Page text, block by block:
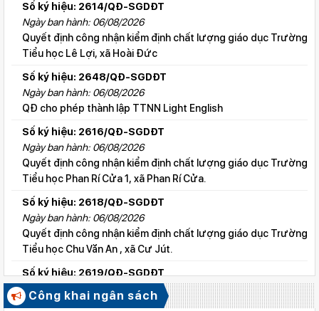
Số ký hiệu: 2614/QĐ-SGDĐT
Ngày ban hành: 06/08/2026
Quyết định công nhận kiểm định chất lượng giáo dục Trường
Tiểu học Lê Lợi, xã Hoài Đức
Số ký hiệu: 2648/QĐ-SGDĐT
Ngày ban hành: 06/08/2026
QĐ cho phép thành lập TTNN Light English
Số ký hiệu: 2616/QĐ-SGDĐT
Ngày ban hành: 06/08/2026
Quyết định công nhận kiểm định chất lượng giáo dục Trường
Tiểu học Phan Rí Cửa 1, xã Phan Rí Cửa.
Số ký hiệu: 2618/QĐ-SGDĐT
Ngày ban hành: 06/08/2026
Quyết định công nhận kiểm định chất lượng giáo dục Trường
Tiểu học Chu Văn An , xã Cư Jút.
Số ký hiệu: 2619/QĐ-SGDĐT
Ngày ban hành: 06/08/2026
Quyết định công nhận kiểm định chất lượng giáo dục Trường
Công khai ngân sách